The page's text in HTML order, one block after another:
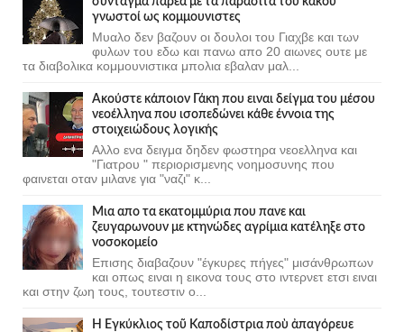
γνωστοί ως κομμουνιστες
Μυαλο δεν βαζουν οι δουλοι του Γιαχβε και των
φυλων του εδω και πανω απο 20 αιωνες ουτε με
τα διαβολικα κομμουνιστικα μπολια εβαλαν μαλ...
Ακούστε κάποιον Γάκη που ειναι δείγμα του μέσου
νεοέλληνα που ισοπεδώνει κάθε έννοια της
στοιχειώδους λογικής
Αλλο ενα δειγμα δηδεν φωστηρα νεοελληνα και
"Γιατρου " περιορισμενης νοημοσυνης που
φαινεται οταν μιλανε για "ναζι" κ...
Μια απο τα εκατομμύρια που πανε και
ζευγαρωνουν με κτηνώδες αγρίμια κατέληξε στο
νοσοκομείο
Επισης διαβαζουν "έγκυρες πήγες" μισάνθρωπων
και οπως ειναι η εικονα τους στο ιντερνετ ετσι ειναι
και στην ζωη τους, τουτεστιν ο...
Ἡ Ἐγκύκλιος τοῦ Καποδίστρια ποὺ ἀπαγόρευε